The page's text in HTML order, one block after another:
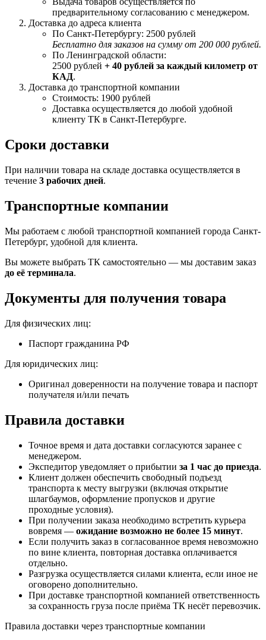
предварительному согласованию с менеджером.
Доставка до адреса клиента
По Санкт-Петербургу: 2500 рублей
Бесплатно для заказов на сумму от 200 000 рублей.
По Ленинградской области:
2500 рублей + 40 рублей за каждый километр от
КАД.
Доставка до транспортной компании
Стоимость: 1900 рублей
Доставка осуществляется до любой удобной
клиенту ТК в Санкт-Петербурге.
Сроки доставки
При наличии товара на складе доставка осуществляется в
течение 3 рабочих дней.
Транспортные компании
Мы работаем с любой транспортной компанией города Санкт-
Петербург, удобной для клиента.
Вы можете выбрать ТК самостоятельно — мы доставим заказ
до её терминала.
Документы для получения товара
Для физических лиц:
Паспорт гражданина РФ
Для юридических лиц:
Оригинал доверенности на получение товара и паспорт
получателя и/или печать
Правила доставки
Точное время и дата доставки согласуются заранее с
менеджером.
Экспедитор уведомляет о прибытии за 1 час до приезда.
Клиент должен обеспечить свободный подъезд
транспорта к месту выгрузки (включая открытие
шлагбаумов, оформление пропусков и другие
проходные условия).
При получении заказа необходимо встретить курьера
вовремя — ожидание возможно не более 15 минут.
Если получить заказ в согласованное время невозможно
по вине клиента, повторная доставка оплачивается
отдельно.
Разгрузка осуществляется силами клиента, если иное не
оговорено дополнительно.
При доставке транспортной компанией ответственность
за сохранность груза после приёма ТК несёт перевозчик.
Правила доставки через транспортные компании